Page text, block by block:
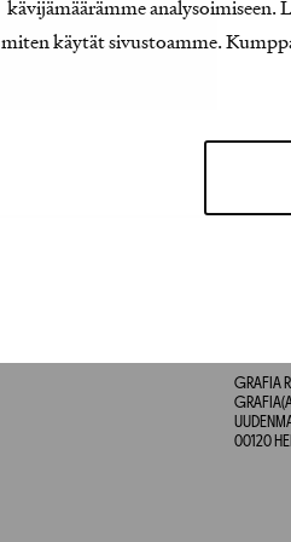
kävijämäärämme analysoimiseen.
miten käytät sivustoamme.
GRAFIA
00120